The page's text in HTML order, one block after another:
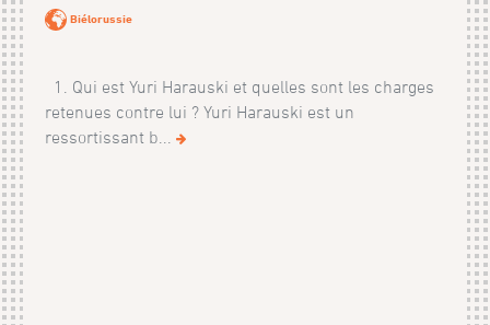
Biélorussie
1. Qui est Yuri Harauski et quelles sont les charges
retenues contre lui ? Yuri Harauski est un
ressortissant b...